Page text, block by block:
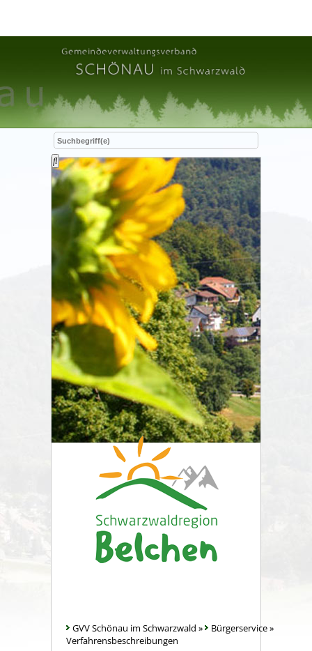
GVV Schönau im Schwarzwald » Bürgerservice»
Verfahrensbeschreibungen